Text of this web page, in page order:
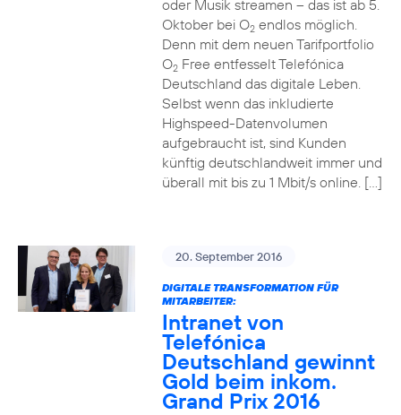
oder Musik streamen – das ist ab 5.
Oktober bei O2endlos möglich.
Denn mit dem neuen Tarifportfolio
O2Free entfesselt Telefónica
Deutschland das digitale Leben.
Selbst wenn das inkludierte
Highspeed-Datenvolumen
aufgebraucht ist, sind Kunden
künftig deutschlandweit immer und
überall mit bis zu 1 Mbit/s online. […]
20. September 2016
DIGITALE TRANSFORMATION FÜR
MITARBEITER:
Intranet von
Telefónica
Deutschland gewinnt
Gold beim inkom.
Grand Prix 2016